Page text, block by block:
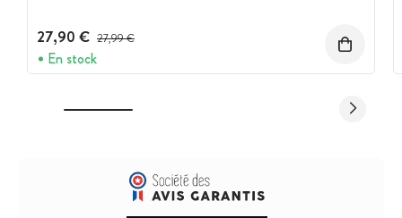
27,90 € Prix avant réduction :
27,99 €
En stock